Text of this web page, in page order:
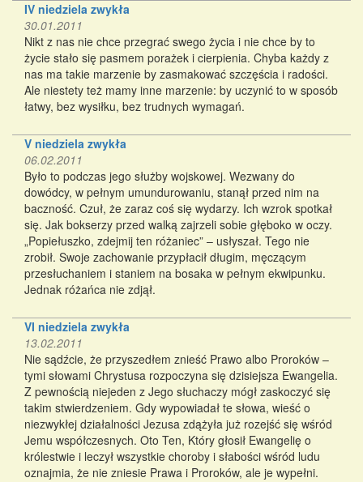
IV niedziela zwykła
30.01.2011
Nikt z nas nie chce przegrać swego życia i nie chce by to
życie stało się pasmem porażek i cierpienia. Chyba każdy z
nas ma takie marzenie by zasmakować szczęścia i radości.
Ale niestety też mamy inne marzenie: by uczynić to w sposób
łatwy, bez wysiłku, bez trudnych wymagań.
V niedziela zwykła
06.02.2011
Było to podczas jego służby wojskowej. Wezwany do
dowódcy, w pełnym umundurowaniu, stanął przed nim na
baczność. Czuł, że zaraz coś się wydarzy. Ich wzrok spotkał
się. Jak bokserzy przed walką zajrzeli sobie głęboko w oczy.
„Popiełuszko, zdejmij ten różaniec” – usłyszał. Tego nie
zrobił. Swoje zachowanie przypłacił długim, męczącym
przesłuchaniem i staniem na bosaka w pełnym ekwipunku.
Jednak różańca nie zdjął.
VI niedziela zwykła
13.02.2011
Nie sądźcie, że przyszedłem znieść Prawo albo Proroków –
tymi słowami Chrystusa rozpoczyna się dzisiejsza Ewangelia.
Z pewnością niejeden z Jego słuchaczy mógł zaskoczyć się
takim stwierdzeniem. Gdy wypowiadał te słowa, wieść o
niezwykłej działalności Jezusa zdążyła już rozejść się wśród
Jemu współczesnych. Oto Ten, Który głosił Ewangelię o
królestwie i leczył wszystkie choroby i słabości wśród ludu
oznajmia, że nie zniesie Prawa i Proroków, ale je wypełni.